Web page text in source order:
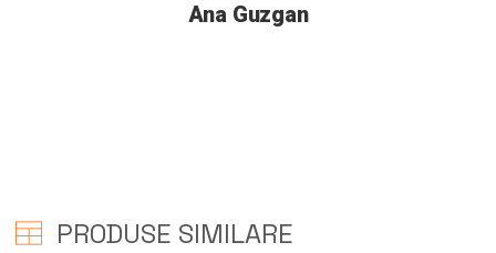
Ana Guzgan
PRODUSE SIMILARE